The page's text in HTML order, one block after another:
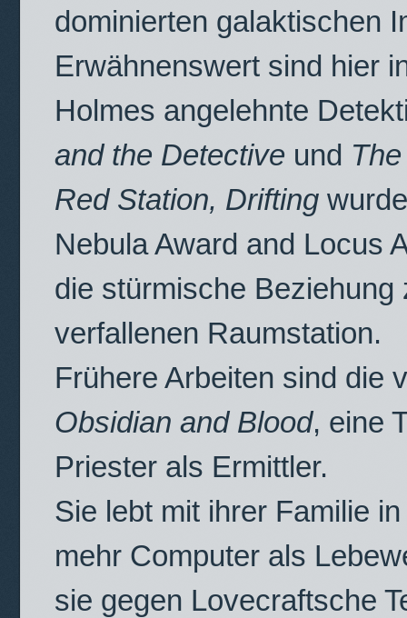
dominierten galaktischen
Erwähnenswert sind hier
Holmes angelehnte
and the Detective und
Red Station, Drifting
Nebula Award and Locus
die stürmische
verfallenen Raumstation.
Frühere Arbeiten sind die
Obsidian and Blood, eine
Priester als Ermittler.
Sie lebt mit ihrer Familie
mehr Computer als
sie gegen Lovecraftsche